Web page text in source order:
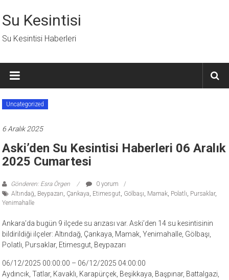
geç
Su Kesintisi
Su Kesintisi Haberleri
Uncategorized
6 Aralık 2025
Aski’den Su Kesintisi Haberleri 06 Aralık
2025 Cumartesi
Gönderen: Esra Örgen
0 yorum
Altındağ, Beypazarı, Çankaya, Etimesgut, Gölbaşı, Mamak, Polatlı, Pursaklar,
Yenimahalle
Ankara’da bugün 9 ilçede su arızası var. Aski’den 14 su kesintisinin
bildirildiği ilçeler: Altındağ, Çankaya, Mamak, Yenimahalle, Gölbaşı,
Polatlı, Pursaklar, Etimesgut, Beypazarı
06/12/2025 00:00:00 – 06/12/2025 04:00:00
Aydıncık, Tatlar, Kavaklı, Karapürçek, Beşikkaya, Başpınar, Battalgazi,